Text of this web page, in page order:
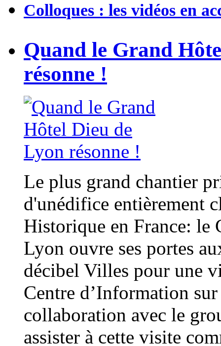
Colloques : les vidéos en
Quand le Grand
résonne !
Le plus grand chantier
d'unédifice entièrement
Historique en France: le
Lyon ouvre ses portes
décibel Villes pour une
Centre d’Information
collaboration avec le
assister à cette visite